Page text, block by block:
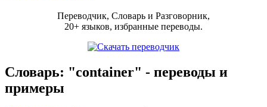
Переводчик, Словарь и Разговорник,
20+ языков, избранные переводы.
Словарь: "container" - переводы и
примеры